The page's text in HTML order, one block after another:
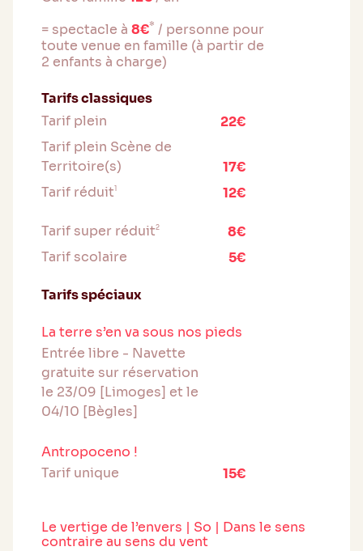
= spectacle à 8€* / personne pour
toute venue en famille (à partir de
2 enfants à charge)
Tarifs classiques
Tarif plein
22€
Tarif plein Scène de
Territoire(s)
17€
Tarif réduit1 12€
Tarif super réduit2
8€
Tarif scolaire
5€
Tarifs spéciaux
La terre s’en va sous nos pieds
Entrée libre - Navette
gratuite sur réservation
le 23/09 [Limoges] et le
04/10 [Bègles]
Antropoceno !
Tarif unique
15€
Le vertige de l’envers | So | Dans le sens
contraire au sens du vent